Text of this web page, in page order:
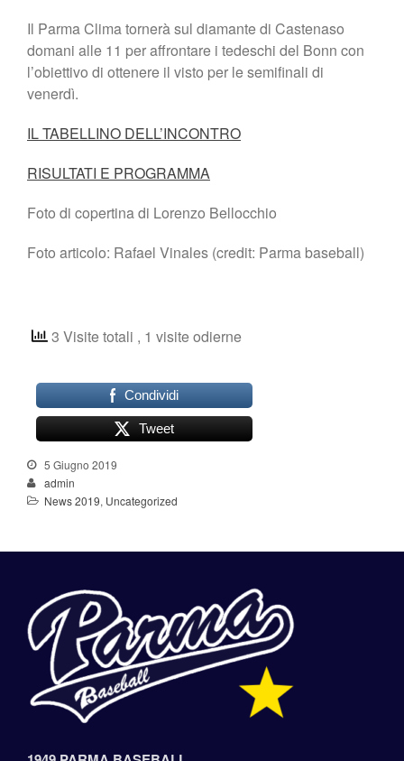
Il Parma Clima tornerà sul diamante di Castenaso
domani alle 11 per affrontare i tedeschi del Bonn con
l’obiettivo di ottenere il visto per le semifinali di
venerdì.
IL TABELLINO DELL’INCONTRO
RISULTATI E PROGRAMMA
Foto di copertina di Lorenzo Bellocchio
Foto articolo: Rafael Vinales (credit: Parma baseball)
3 Visite totali , 1 visite odierne
Condividi
Tweet
5 Giugno 2019
admin
News 2019, Uncategorized